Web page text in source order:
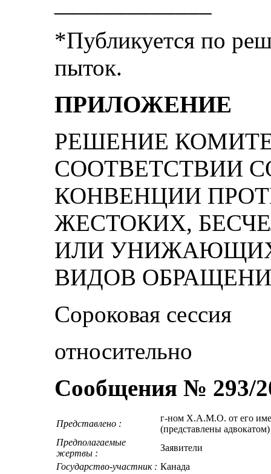
*Публикуется по
пыток.
ПРИЛОЖЕНИЕ
РЕШЕНИЕ
СООТВЕТСТВИИ
КОНВЕНЦИИ
ЖЕСТОКИХ,
ИЛИ
ВИДОВ
Сороковая сессия
относительно
Сообщения № 293/
Представлено :
г-ном Х.А.М.О. от его
(представлены адвокатом)
Предполагаемые
жертвы :
Заявители
Государство-участник : Канада